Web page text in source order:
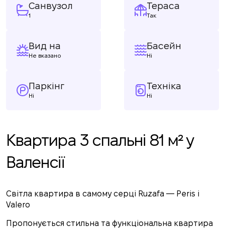
Санвузол
1
Тераса
Так
Вид на
Не вказано
Басейн
Ні
Паркінг
Ні
Техніка
Ні
Квартира 3 спальні 81 м² у
Валенсії
Світла квартира в самому серці Ruzafa — Peris i
Valero
Пропонується стильна та функціональна квартира